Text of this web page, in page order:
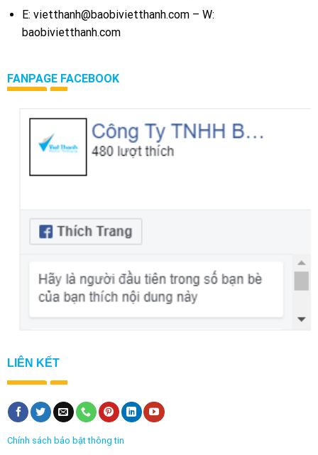
E: vietthanh@baobivietthanh.com – W:
baobivietthanh.com
FANPAGE FACEBOOK
LIÊN KẾT
Chính sách bảo bật thông tin